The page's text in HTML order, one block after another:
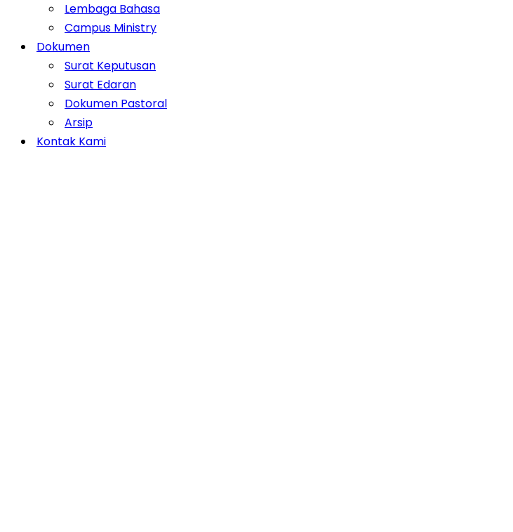
Lembaga Bahasa
Campus Ministry
Dokumen
Surat Keputusan
Surat Edaran
Dokumen Pastoral
Arsip
Kontak Kami